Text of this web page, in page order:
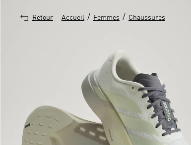
Retour Accueil / Femmes / Chaussures